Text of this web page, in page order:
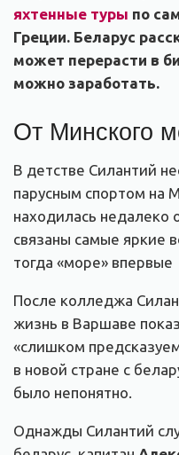
яхтенные туры по
Греции. Беларус
может перерасти в
можно заработать.
От Минского
В детстве Силантий
парусным спортом на
находилась недалеко
связаны самые яркие
тогда «море» впервые
После колледжа
жизнь в Варшаве
«слишком
в новой стране с
было непонятно.
Однажды Силантий